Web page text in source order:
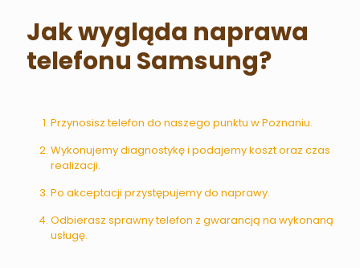
Jak wygląda naprawa
telefonu Samsung?
Przynosisz telefon do naszego punktu w Poznaniu.
Wykonujemy diagnostykę i podajemy koszt oraz czas
realizacji.
Po akceptacji przystępujemy do naprawy.
Odbierasz sprawny telefon z gwarancją na wykonaną
usługę.